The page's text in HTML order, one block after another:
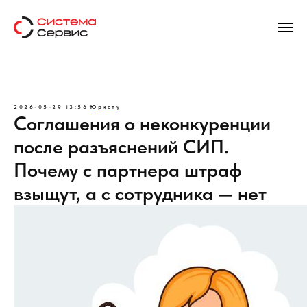
2026-05-29 13:56 Юристу
Соглашения о неконкуренции
после разъяснений СИП.
Почему с партнера штраф
взыщут, а с сотрудника — нет